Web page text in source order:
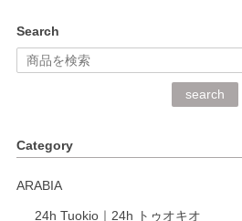
深さや大きさがとてもちょうど良く
く、他の柄も何枚かこちらで買い、
く交換して下さいました。
がとうございます。 同じシ
Search
search
Category
ARABIA
24h Tuokio｜24h トゥオキオ